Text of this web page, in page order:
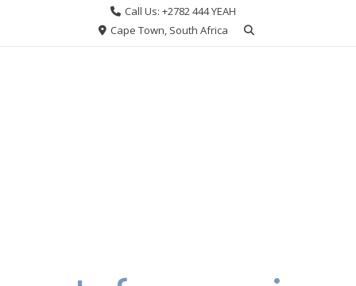
Call Us: +2782 444 YEAH
Cape Town, South Africa